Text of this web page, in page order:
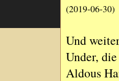
(2019-06-30)
Und
Under,
Aldous